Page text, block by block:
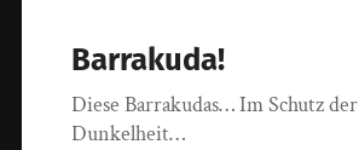
Barrakuda!
Diese Barrakudas… Im Schutz der
Dunkelheit…